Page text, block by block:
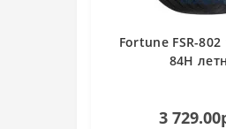
Fortune FSR-802
84H
3